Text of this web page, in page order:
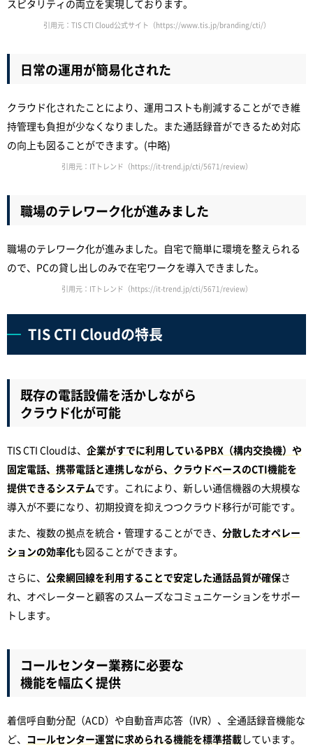
スピタリティの両立を実現しております。
引用元：TIS CTI Cloud公式サイト（https://www.tis.jp/branding/cti/）
日常の運用が簡易化された
クラウド化されたことにより、運用コストも削減することができ維
持管理も負担が少なくなりました。また通話録音ができるため対応
の向上も図ることができます。(中略)
引用元：ITトレンド（https://it-trend.jp/cti/5671/review）
職場のテレワーク化が進みました
職場のテレワーク化が進みました。自宅で簡単に環境を整えられる
ので、PCの貸し出しのみで在宅ワークを導入できました。
引用元：ITトレンド（https://it-trend.jp/cti/5671/review）
TIS CTI Cloudの特長
既存の電話設備を活かしながら
クラウド化が可能
TIS CTI Cloudは、 企業がすでに利用しているPBX（構内交換機）や
固定電話、携帯電話と連携しながら、クラウドベースのCTI機能を
提供できるシステムです。これにより、新しい通信機器の大規模な
導入が不要になり、初期投資を抑えつつクラウド移行が可能です。
また、複数の拠点を統合・管理することができ、 分散したオペレー
ションの効率化も図ることができます。
さらに、 公衆網回線を利用することで安定した通話品質が確保さ
れ、オペレーターと顧客のスムーズなコミュニケーションをサポー
トします。
コールセンター業務に必要な
機能を幅広く提供
着信呼自動分配（ACD）や自動音声応答（IVR）、全通話録音機能な
ど、 コールセンター運営に求められる機能を標準搭載しています。